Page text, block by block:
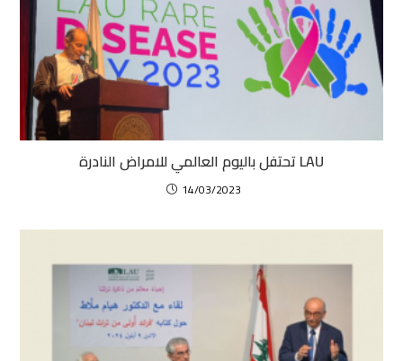
LAU تحتفل باليوم العالمي للامراض النادرة
14/03/2023